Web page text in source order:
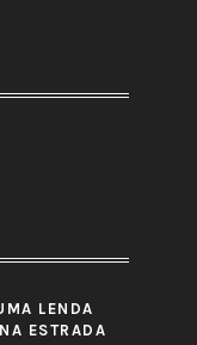
LENDA
ESTRADA